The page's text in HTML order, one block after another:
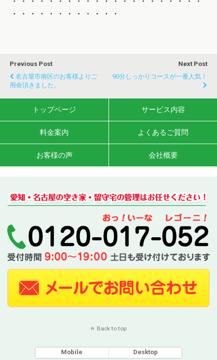
・・・・・・・・・・・・
Previous Post
名古屋市南区のお客様よりご
用命頂きました。
Next Post
90分しっかりコースが一番人気！
トップページ サービス内容
料金案内 よくあるご質問
お客様の声 会社概要
Back to top
Mobile Desktop